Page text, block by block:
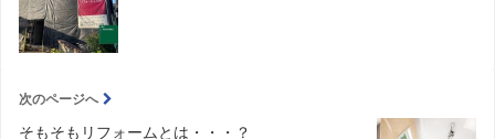
次のページへ
そもそもリフォームとは・・・？